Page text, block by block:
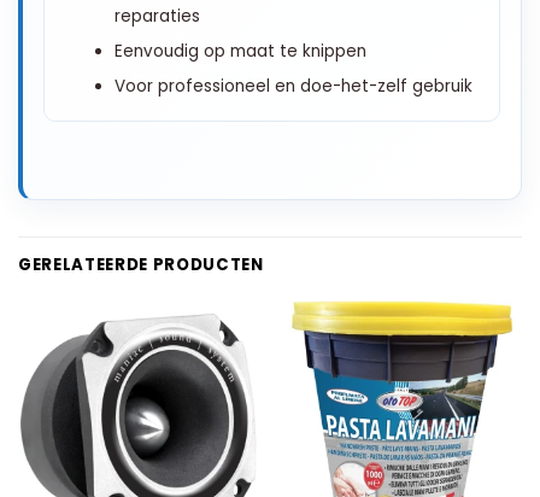
reparaties
Eenvoudig op maat te knippen
Voor professioneel en doe-het-zelf gebruik
GERELATEERDE PRODUCTEN